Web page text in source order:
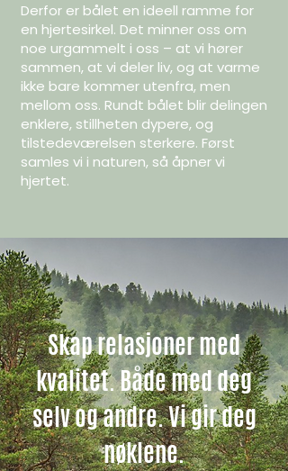
Derfor er bålet en ideell ramme for
en hjertesirkel. Det minner oss om
noe urgammelt i oss – at vi hører
sammen, at vi deler liv, og at varme
ikke bare kommer utenfra, men
mellom oss. Rundt bålet blir delingen
enklere, stillheten dypere, og
tilstedeværelsen sterkere. Først
samles vi i naturen, så åpner vi
hjertet.
Skap relasjoner med
kvalitet. Både med deg
selv og andre. Vi gir deg
nøklene.